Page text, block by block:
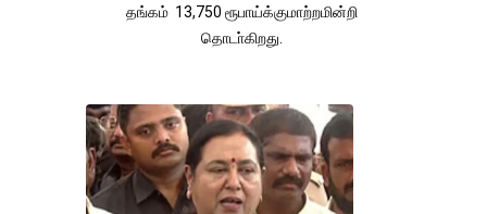
தங்கம் 13,750 ரூபாய்க்குமாற்றமின்றி
தொடா்கிறது.